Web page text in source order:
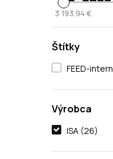
3 193,94 €
Štítky
FEED-
Výrobca
ISA (26)